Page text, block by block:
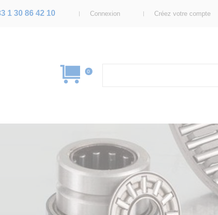
Connexion Créez votre compte
1 30 86 42 10
0